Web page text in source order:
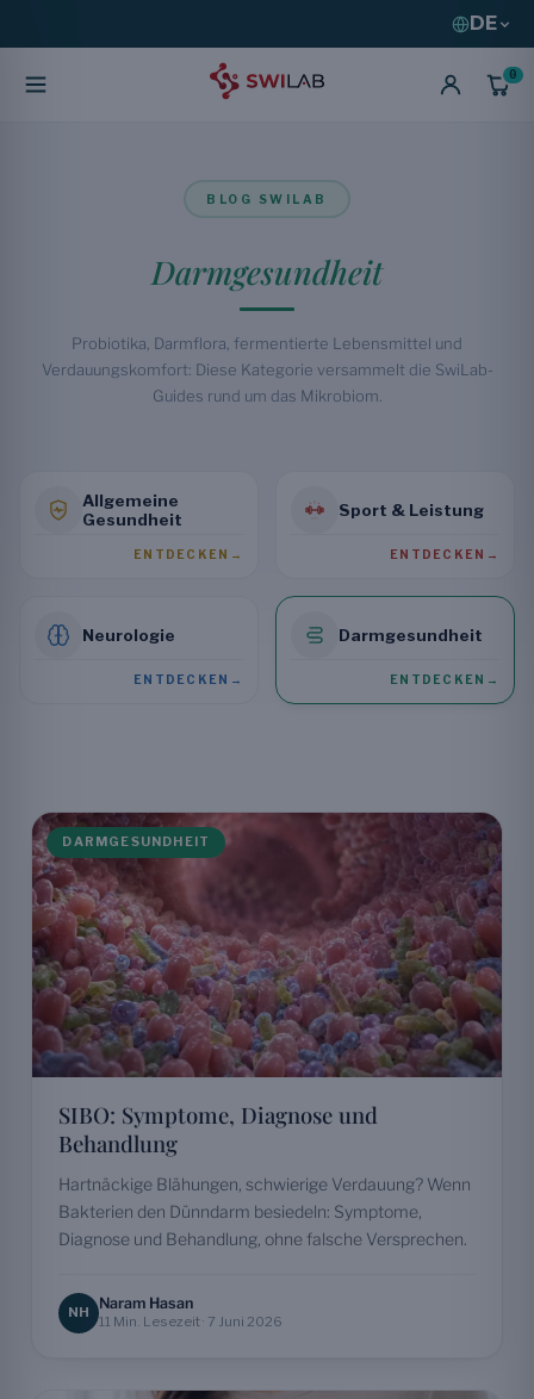
DE
0
BLOG SWILAB
Darmgesundheit
Probiotika, Darmflora, fermentierte Lebensmittel und
Verdauungskomfort: Diese Kategorie versammelt die SwiLab-
Guides rund um das Mikrobiom.
Allgemeine
Gesundheit
ENTDECKEN →
Sport & Leistung
ENTDECKEN →
Neurologie
ENTDECKEN →
Darmgesundheit
ENTDECKEN →
DARMGESUNDHEIT
SIBO: Symptome, Diagnose und
Behandlung
Hartnäckige Blähungen, schwierige Verdauung? Wenn
Bakterien den Dünndarm besiedeln: Symptome,
Diagnose und Behandlung, ohne falsche Versprechen.
NH Naram Hasan
11 Min. Lesezeit · 7 Juni 2026